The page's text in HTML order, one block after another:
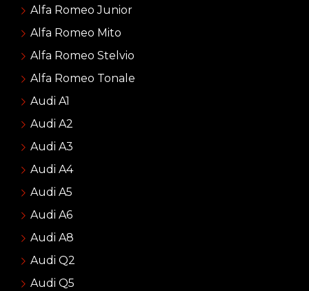
Alfa Romeo Junior
Alfa Romeo Mito
Alfa Romeo Stelvio
Alfa Romeo Tonale
Audi A1
Audi A2
Audi A3
Audi A4
Audi A5
Audi A6
Audi A8
Audi Q2
Audi Q5